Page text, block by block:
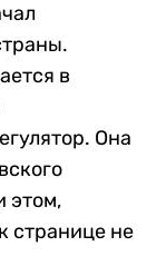
в
Она
этом,
странице не